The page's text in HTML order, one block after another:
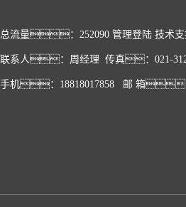
总流量：252090 管理登陆 技术
联系人：周经理 传真：021-
手机：18818017858 邮 箱：